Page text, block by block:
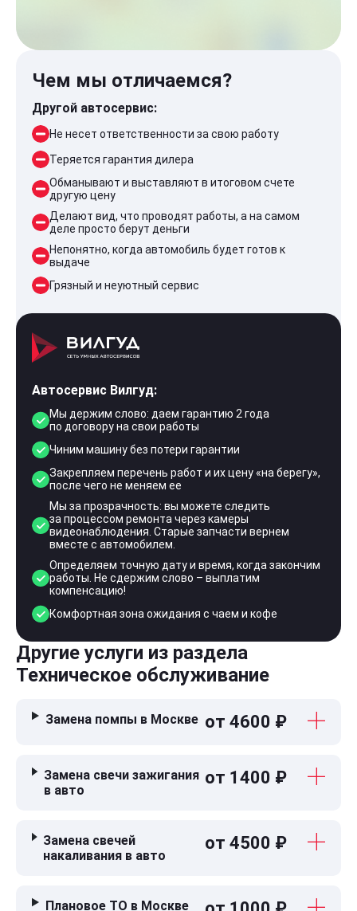
Чем мы отличаемся?
Другой автосервис:
Не несет ответственности за свою работу
Теряется гарантия дилера
Обманывают и выставляют в итоговом счете
другую цену
Делают вид, что проводят работы, а на самом
деле просто берут деньги
Непонятно, когда автомобиль будет готов к
выдаче
Грязный и неуютный сервис
Автосервис Вилгуд:
Мы держим слово: даем гарантию 2 года
по договору на свои работы
Чиним машину без потери гарантии
Закрепляем перечень работ и их цену «на берегу»,
после чего не меняем ее
Мы за прозрачность: вы можете следить
за процессом ремонта через камеры
видеонаблюдения. Старые запчасти вернем
вместе с автомобилем.
Определяем точную дату и время, когда закончим
работы. Не сдержим слово – выплатим
компенсацию!
Комфортная зона ожидания с чаем и кофе
Другие услуги из раздела
Техническое обслуживание
Замена помпы в Москве от 4600 ₽
Замена свечи зажигания
в авто
от 1400 ₽
Замена свечей
накаливания в авто
от 4500 ₽
Плановое ТО в Москве